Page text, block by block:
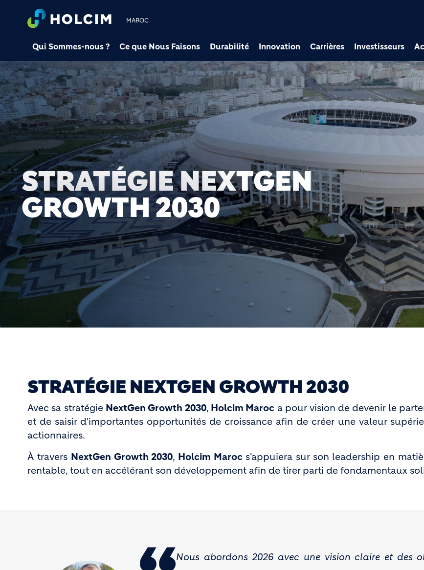
MAROC
Qui Sommes-nous ? Ce que Nous Faisons Durabilité Innovation Carrières Investisseurs
STRATÉGIE NEXTGEN
GROWTH 2030
STRATÉGIE NEXTGEN GROWTH 2030
Avec sa stratégie NextGen Growth 2030, Holcim Maroc a pour vision de devenir le
et de saisir d'importantes opportunités de croissance afin de créer une valeur
actionnaires.
À travers NextGen Growth 2030, Holcim Maroc s'appuiera sur son leadership en
rentable, tout en accélérant son développement afin de tirer parti de fondamentaux
Nous abordons 2026 avec une vision claire et des